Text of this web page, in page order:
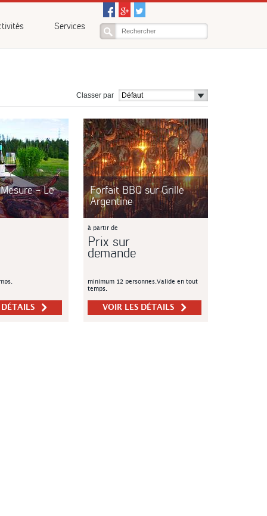
Services
Classer par
- Le
Forfait BBQ sur Grille
Argentine
à partir de
Prix sur
demande
minimum 12 personnes.Valide en tout
temps.
VOIR LES DÉTAILS